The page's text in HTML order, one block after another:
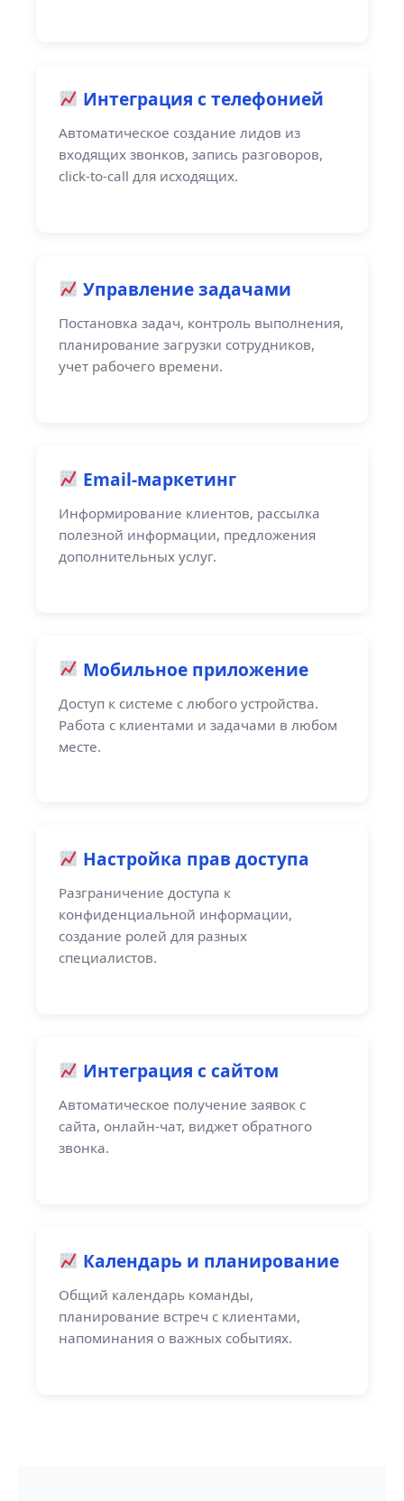
Интеграция с телефонией
Автоматическое создание лидов из
входящих звонков, запись разговоров,
click-to-call для исходящих.
Управление задачами
Постановка задач, контроль выполнения,
планирование загрузки сотрудников,
учет рабочего времени.
Email-маркетинг
Информирование клиентов, рассылка
полезной информации, предложения
дополнительных услуг.
Мобильное приложение
Доступ к системе с любого устройства.
Работа с клиентами и задачами в любом
месте.
Настройка прав доступа
Разграничение доступа к
конфиденциальной информации,
создание ролей для разных
специалистов.
Интеграция с сайтом
Автоматическое получение заявок с
сайта, онлайн-чат, виджет обратного
звонка.
Календарь и планирование
Общий календарь команды,
планирование встреч с клиентами,
напоминания о важных событиях.